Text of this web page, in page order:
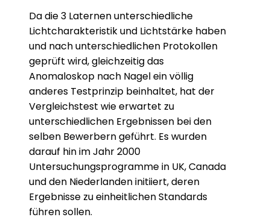
Da die 3 Laternen unterschiedliche
Lichtcharakteristik und Lichtstärke haben
und nach unterschiedlichen Protokollen
geprüft wird, gleichzeitig das
Anomaloskop nach Nagel ein völlig
anderes Testprinzip beinhaltet, hat der
Vergleichstest wie erwartet zu
unterschiedlichen Ergebnissen bei den
selben Bewerbern geführt. Es wurden
darauf hin im Jahr 2000
Untersuchungsprogramme in UK, Canada
und den Niederlanden initiiert, deren
Ergebnisse zu einheitlichen Standards
führen sollen.